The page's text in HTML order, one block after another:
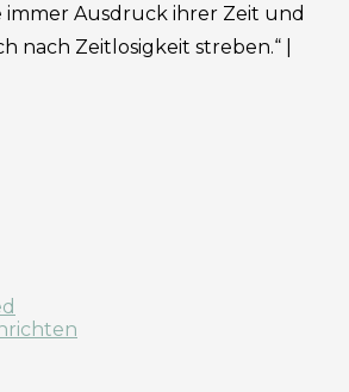
Ausdruck ihrer Zeit und
nach Zeitlosigkeit streben.“ |